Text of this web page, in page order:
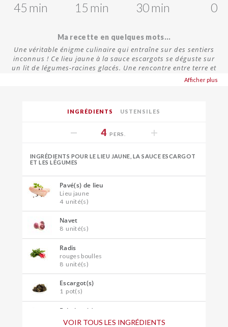
45 min 15 min 30 min 0
Ma recette en quelques mots...
Une véritable énigme culinaire qui entraîne sur des sentiers
inconnus ! Ce lieu jaune à la sauce escargots se déguste sur
un lit de légumes-racines glacés. Une rencontre entre terre et
Afficher plus
INGRÉDIENTS USTENSILES
4 PERS.
INGRÉDIENTS POUR LE LIEU JAUNE, LA SAUCE ESCARGOT
ET LES LÉGUMES
Pavé(s) de lieu
Lieu jaune
4 unité(s)
Navet
8 unité(s)
Radis
rouges boulles
8 unité(s)
Escargot(s)
1 pot(s)
Echalote(s)
2 unité(s)
VOIR TOUS LES INGRÉDIENTS